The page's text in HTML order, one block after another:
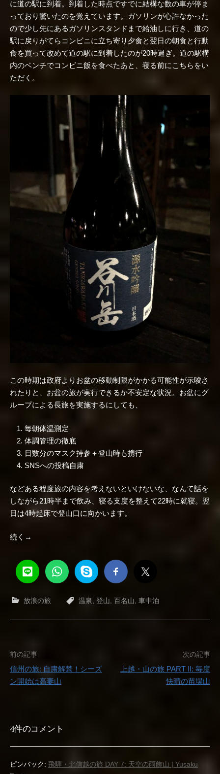
に道の駅に到着。到着した時点ですでに結構な数の車が停ま
っており驚いたのを覚えています。ガソリンが心許なかった
ので少し先にあるガソリンスタンドまで給油しに行き、道の
駅に戻りがてらコンビニに立ち寄り夕食と翌日の朝食と行動
食を買って改めて道の駅に到着したのが20時過ぎ。道の駅構
内のベンチでコンビニ飯を食べたあと、寝る前にこちらをい
ただく。
この時期は政府よりお盆の移動制限がかかる可能性が示唆さ
れたりと、お盆の旅が実行できるか不安定な状況。お盆にグ
ループによる長旅を実施するにしても、
毎朝体温測定
体調管理の徹底
日数分のマスク持参＋登山時も携行
SNSへの投稿自粛
などある程度旅の内容を考えないといけないな、なんて話を
しながら21時半まで飲み、寝る支度を整えて22時に就寝。翌
日は4時起床で登山口に向かいます。
続く→
放浪の旅 温泉 登山 百名山 車中泊
投
稿
ビ
ゲ
ー
前の記事
信州の旅: 自粛解禁！シーズ
ン開始は高妻山
次の記事
上越・山の旅 PART II: 毎度
快晴の苗場山
4件のコメント
ピンバック: 飛騨・北信越の旅 DAY 7: 天空の雨飾山 | Yusaku